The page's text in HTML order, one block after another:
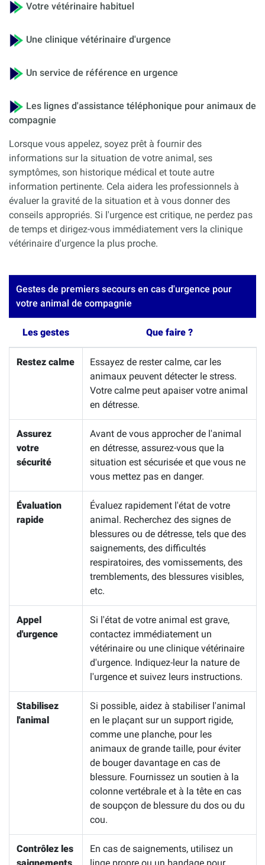
Votre vétérinaire habituel
Une clinique vétérinaire d'urgence
Un service de référence en urgence
Les lignes d'assistance téléphonique pour animaux de
compagnie
Lorsque vous appelez, soyez prêt à fournir des
informations sur la situation de votre animal, ses
symptômes, son historique médical et toute autre
information pertinente. Cela aidera les professionnels à
évaluer la gravité de la situation et à vous donner des
conseils appropriés. Si l'urgence est critique, ne perdez pas
de temps et dirigez-vous immédiatement vers la clinique
vétérinaire d'urgence la plus proche.
Gestes de premiers secours en cas d'urgence pour
votre animal de compagnie
Les gestes Que faire ?
Restez calme
Essayez de rester calme, car les
animaux peuvent détecter le stress.
Votre calme peut apaiser votre animal
en détresse.
Assurez
votre
sécurité
Avant de vous approcher de l'animal
en détresse, assurez-vous que la
situation est sécurisée et que vous ne
vous mettez pas en danger.
Évaluation
rapide
Évaluez rapidement l'état de votre
animal. Recherchez des signes de
blessures ou de détresse, tels que des
saignements, des difficultés
respiratoires, des vomissements, des
tremblements, des blessures visibles,
etc.
Appel
d'urgence
Si l'état de votre animal est grave,
contactez immédiatement un
vétérinaire ou une clinique vétérinaire
d'urgence. Indiquez-leur la nature de
l'urgence et suivez leurs instructions.
Stabilisez
l'animal
Si possible, aidez à stabiliser l'animal
en le plaçant sur un support rigide,
comme une planche, pour les
animaux de grande taille, pour éviter
de bouger davantage en cas de
blessure. Fournissez un soutien à la
colonne vertébrale et à la tête en cas
de soupçon de blessure du dos ou du
cou.
Contrôlez les
En cas de saignements, utilisez un